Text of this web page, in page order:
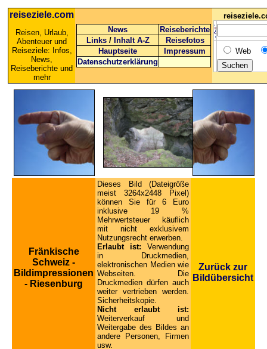
reiseziele.com
Reisen, Urlaub,
Abenteuer und
Reiseziele: Infos,
News,
Reiseberichte und
mehr
News
Reiseberichte
Links / Inhalt A-Z
Reisefotos
Hauptseite
Impressum
Datenschutzerklärung
Web
Fränkische
Schweiz -
Bildimpressionen
- Riesenburg
Dieses Bild (Dateigröße
meist 3264x2448 Pixel)
können Sie für 6 Euro
inklusive 19 %
Mehrwertsteuer käuflich
mit nicht exklusivem
Nutzungsrecht erwerben.
Erlaubt ist: Verwendung
in Druckmedien,
elektronischen Medien wie
Webseiten. Die
Druckmedien dürfen auch
weiter vertrieben werden.
Sicherheitskopie.
Nicht erlaubt ist:
Weiterverkauf und
Weitergabe des Bildes an
andere Personen, Firmen
usw.
Zurück zur
Bildübersicht